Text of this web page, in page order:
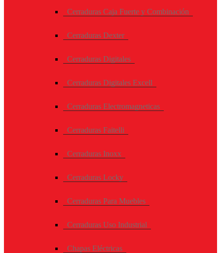
Cerraduras Caja Fuerte y Combinación
Cerraduras Dexter
Cerraduras Digitales
Cerraduras Digitales Excell
Cerraduras Electromagneticas
Cerraduras Faitelli
Cerraduras Inoxx
Cerraduras Locky
Cerraduras Para Muebles
Cerraduras Uso Industrial
Chapas Eléctricas